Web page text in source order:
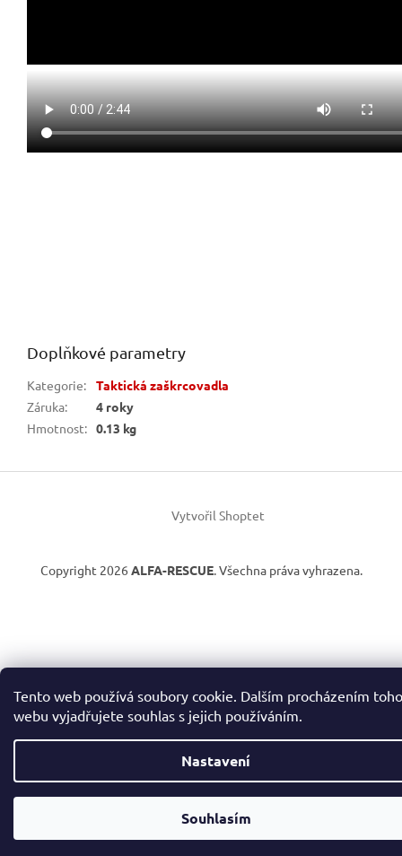
Tento web používá soubory cookie. Dalším procházením
webu vyjadřujete souhlas s jejich používáním.
Nastavení
Souhlasím
Doplňkové parametry
Kategorie:
Taktická zaškrcovadla
Záruka:
4 roky
Hmotnost: 0.13 kg
Z
Vytvořil Shoptet
Copyright 2026 ALFA-RESCUE. Všechna práva vyhrazena.